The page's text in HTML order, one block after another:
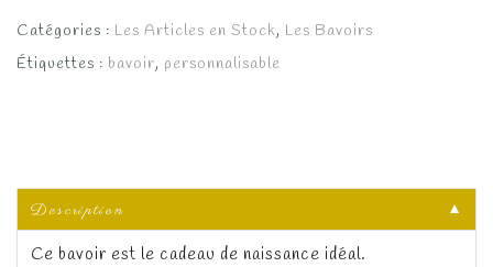
Catégories : Les Articles en Stock, Les Bavoirs
Étiquettes : bavoir, personnalisable
Description
▼
Ce bavoir est le cadeau de naissance idéal.